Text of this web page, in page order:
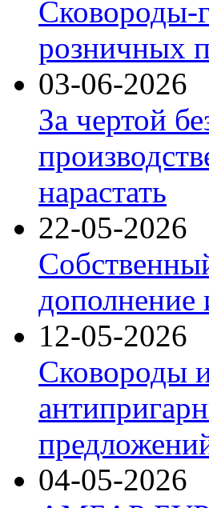
Сковороды-
розничных
03-06-2026
За чертой
нарастать
22-05-2026
дополнение
12-05-2026
Сковороды
04-05-2026